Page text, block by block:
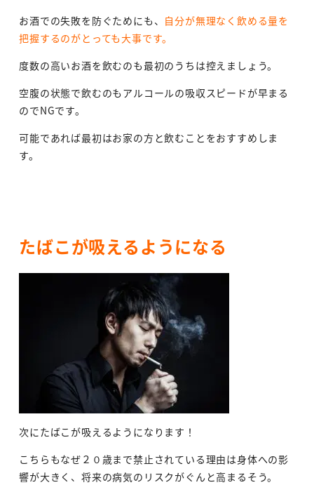
お酒での失敗を防ぐためにも、 自分が無理なく飲める量を
把握するのがとっても大事です。
度数の高いお酒を飲むのも最初のうちは控えましょう。
空腹の状態で飲むのもアルコールの吸収スピードが早まる
のでNGです。
可能であれば最初はお家の方と飲むことをおすすめしま
す。
たばこが吸えるようになる
次にたばこが吸えるようになります！
こちらもなぜ２０歳まで禁止されている理由は身体への影
響が大きく、将来の病気のリスクがぐんと高まるそう。